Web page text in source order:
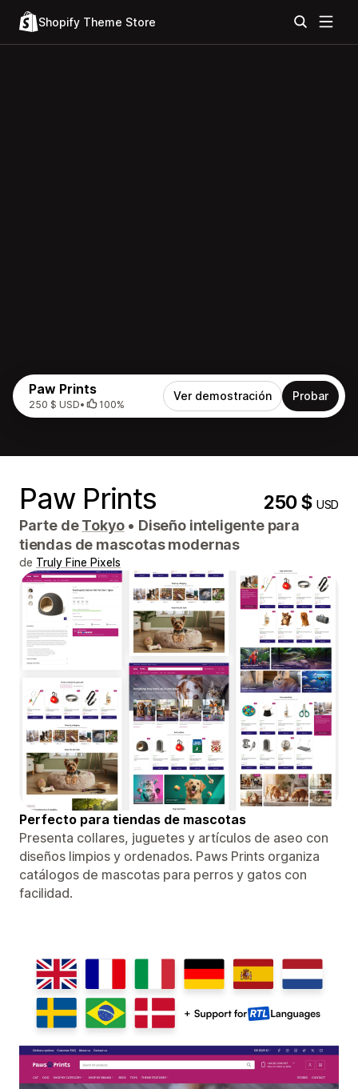
Shopify Theme Store
Paw Prints
250 $ USD• 100%
Ver demostración Probar
Paw Prints 250 $USD
Parte deTokyo • Diseño inteligente para
tiendas de mascotas modernas
de Truly Fine Pixels
Perfecto para tiendas de mascotas
Presenta collares, juguetes y artículos de aseo con
diseños limpios y ordenados. Paws Prints organiza
catálogos de mascotas para perros y gatos con
facilidad.